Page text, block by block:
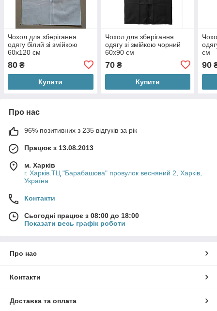
Чохол для зберігання
одягу білий зі змійкою
60х120 см
80 ₴
Купити
Чохол для зберігання
одягу зі змійкою чорний
60х90 см
70₴
Купити
см
90
Про нас
96% позитивних з 235 відгуків за рік
Працює з 13.08.2013
м. Харків
г. Харків.ТЦ "Барабашова" провулок весняний 2, Харків,
Україна
Контакти
Сьогодні працює з 08:00 до 18:00
Показати весь графік роботи
Про нас
Контакти
Доставка та оплата